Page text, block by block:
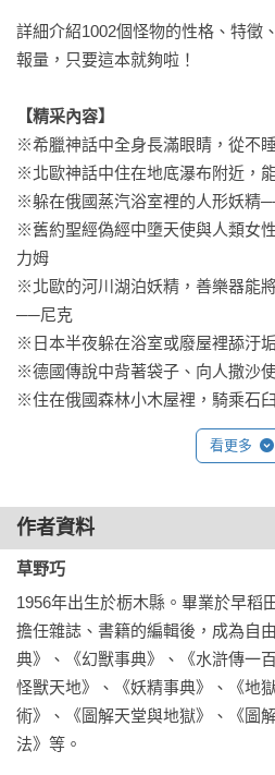
詳細介紹1002個怪物的性格、特徵
報量，只要這本就夠啦！
【精采內容】
※希臘神話中全身長滿眼睛，從不
※北歐神話中住在地底瀑布附近，
※躲在俄國蒸汽浴室裡的人形妖精
※舊約聖經偽經中墮天使與人類女
力姆
※北歐的河川湖泊妖精，善樂器能
──尼克
※日本半夜躲在浴室或廢屋裡舔汙
※德國傳說中背著袋子、向人撒沙
※住在俄國森林小木屋裡，騎乘石
看更多
作者資料
草野巧
1956年出生於栃木縣。畢業於早稻
擔任雜誌、書籍的編輯後，成為自
典》、《幻獸事典》、《水滸傳一
怪獸天地》、《妖精事典》、《地
術》、《圖解天堂與地獄》、《圖
法》等。